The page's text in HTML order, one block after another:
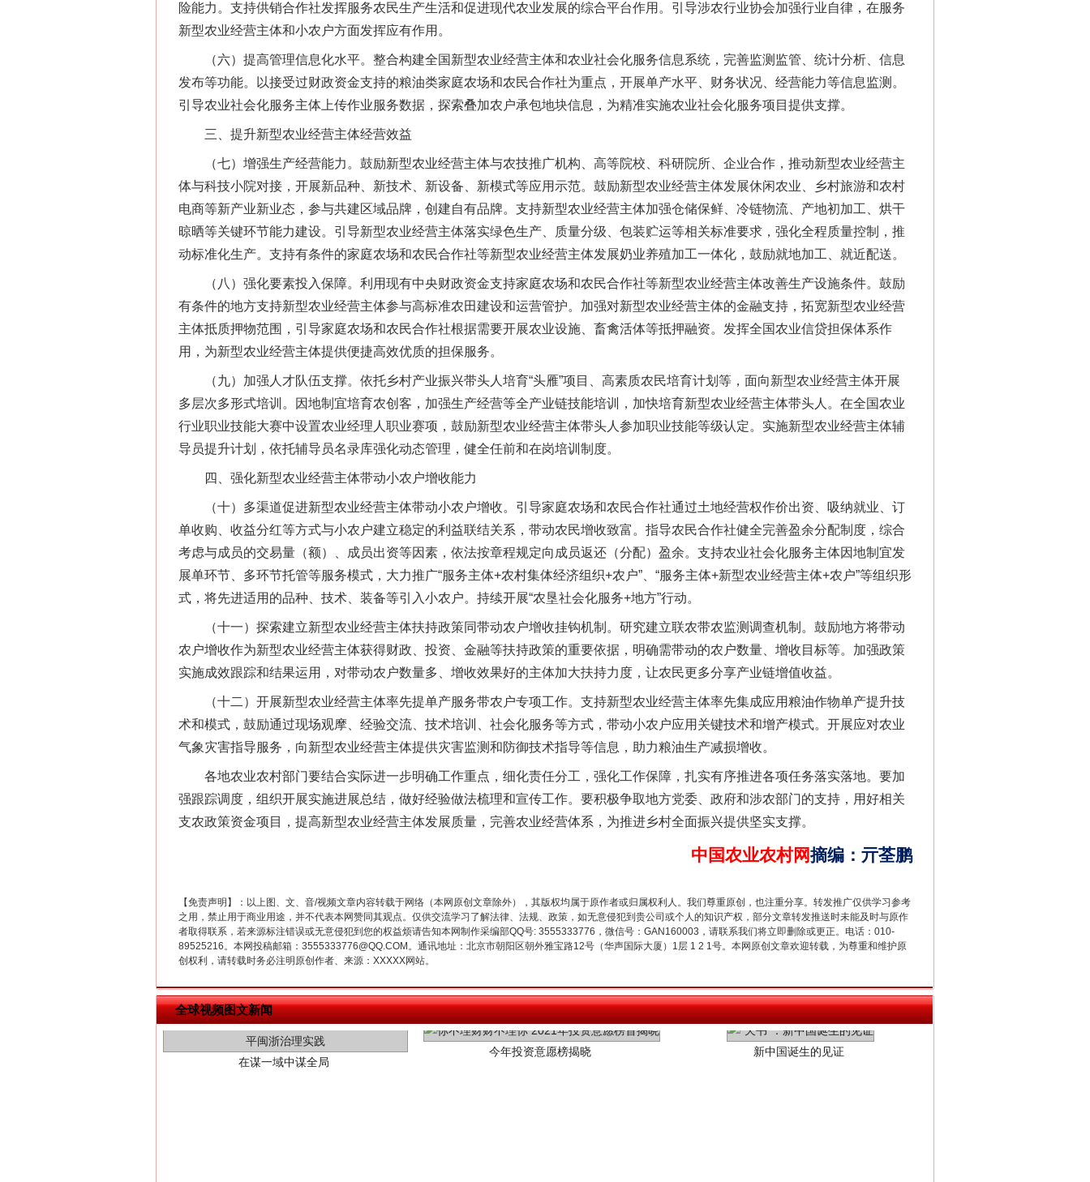
险能力。支持供销合作社发挥服务农民生产生活和促进现代农业发展的综合平台作用。引导涉农行业协会加强行业自律，在服务
新型农业经营主体和小农户方面发挥应有作用。
（六）提高管理信息化水平。整合构建全国新型农业经营主体和农业社会化服务信息系统，完善监测监管、统计分析、信息
发布等功能。以接受过财政资金支持的粮油类家庭农场和农民合作社为重点，开展单产水平、财务状况、经营能力等信息监测。
引导农业社会化服务主体上传作业服务数据，探索叠加农户承包地块信息，为精准实施农业社会化服务项目提供支撑。
三、提升新型农业经营主体经营效益
（七）增强生产经营能力。鼓励新型农业经营主体与农技推广机构、高等院校、科研院所、企业合作，推动新型农业经营主
体与科技小院对接，开展新品种、新技术、新设备、新模式等应用示范。鼓励新型农业经营主体发展休闲农业、乡村旅游和农村
电商等新产业新业态，参与共建区域品牌，创建自有品牌。支持新型农业经营主体加强仓储保鲜、冷链物流、产地初加工、烘干
晾晒等关键环节能力建设。引导新型农业经营主体落实绿色生产、质量分级、包装贮运等相关标准要求，强化全程质量控制，推
动标准化生产。支持有条件的家庭农场和农民合作社等新型农业经营主体发展奶业养殖加工一体化，鼓励就地加工、就近配送。
（八）强化要素投入保障。利用现有中央财政资金支持家庭农场和农民合作社等新型农业经营主体改善生产设施条件。鼓励
有条件的地方支持新型农业经营主体参与高标准农田建设和运营管护。加强对新型农业经营主体的金融支持，拓宽新型农业经营
主体抵质押物范围，引导家庭农场和农民合作社根据需要开展农业设施、畜禽活体等抵押融资。发挥全国农业信贷担保体系作
用，为新型农业经营主体提供便捷高效优质的担保服务。
（九）加强人才队伍支撑。依托乡村产业振兴带头人培育“头雁”项目、高素质农民培育计划等，面向新型农业经营主体开展
多层次多形式培训。因地制宜培育农创客，加强生产经营等全产业链技能培训，加快培育新型农业经营主体带头人。在全国农业
行业职业技能大赛中设置农业经理人职业赛项，鼓励新型农业经营主体带头人参加职业技能等级认定。实施新型农业经营主体辅
导员提升计划，依托辅导员名录库强化动态管理，健全任前和在岗培训制度。
四、强化新型农业经营主体带动小农户增收能力
（十）多渠道促进新型农业经营主体带动小农户增收。引导家庭农场和农民合作社通过土地经营权作价出资、吸纳就业、订
单收购、收益分红等方式与小农户建立稳定的利益联结关系，带动农民增收致富。指导农民合作社健全完善盈余分配制度，综合
考虑与成员的交易量（额）、成员出资等因素，依法按章程规定向成员返还（分配）盈余。支持农业社会化服务主体因地制宜发
展单环节、多环节托管等服务模式，大力推广“服务主体+农村集体经济组织+农户”、“服务主体+新型农业经营主体+农户”等组织形
式，将先进适用的品种、技术、装备等引入小农户。持续开展“农垦社会化服务+地方”行动。
（十一）探索建立新型农业经营主体扶持政策同带动农户增收挂钩机制。研究建立联农带农监测调查机制。鼓励地方将带动
农户增收作为新型农业经营主体获得财政、投资、金融等扶持政策的重要依据，明确需带动的农户数量、增收目标等。加强政策
实施成效跟踪和结果运用，对带动农户数量多、增收效果好的主体加大扶持力度，让农民更多分享产业链增值收益。
（十二）开展新型农业经营主体率先提单产服务带农户专项工作。支持新型农业经营主体率先集成应用粮油作物单产提升技
术和模式，鼓励通过现场观摩、经验交流、技术培训、社会化服务等方式，带动小农户应用关键技术和增产模式。开展应对农业
气象灾害指导服务，向新型农业经营主体提供灾害监测和防御技术指导等信息，助力粮油生产减损增收。
各地农业农村部门要结合实际进一步明确工作重点，细化责任分工，强化工作保障，扎实有序推进各项任务落实落地。要加
强跟踪调度，组织开展实施进展总结，做好经验做法梳理和宣传工作。要积极争取地方党委、政府和涉农部门的支持，用好相关
支农政策资金项目，提高新型农业经营主体发展质量，完善农业经营体系，为推进乡村全面振兴提供坚实支撑。
中国农业农村网摘编 ： 亓荃鹏
【免责声明】：以上图、文、音/视频文章内容转载于网络（本网原创文章除外），其版权均属于原作者或归属权利人。我们尊重原创，也注重分享。转发推广仅供学习参考
之用，禁止用于商业用途，并不代表本网赞同其观点。仅供交流学习了解法律、法规、政策，如无意侵犯到贵公司或个人的知识产权，部分文章转发推送时未能及时与原作
者取得联系，若来源标注错误或无意侵犯到您的权益烦请告知本网制作采编部QQ号: 3555333776，微信号：GAN160003，请联系我们将立即删除或更正。电话：010-
89525216。本网投稿邮箱：3555333776@QQ.COM。通讯地址：北京市朝阳区朝外雅宝路12号（华声国际大厦）1层 1 2 1号。本网原创文章欢迎转载，为尊重和维护原
创权利，请转载时务必注明原创作者、来源：XXXXX网站。
全球视频图文新闻
网上购药对药下症？
茶叶“炒上天”
“神药”背后的真相
这是一记警钟！ 谢谢有你温暖了四季 法官巧妙执行解纠纷